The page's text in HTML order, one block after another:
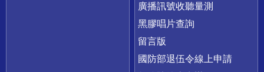
廣播訊號收聽量測
黑膠唱片查詢
留言版
國防部退伍令線上申請